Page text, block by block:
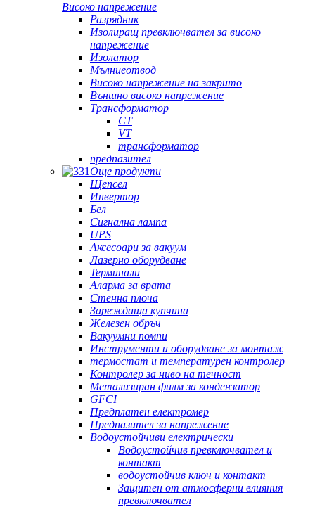
Високо напрежение
Разрядник
Изолиращ превключвател за високо
напрежение
Изолатор
Мълниеотвод
Високо напрежение на закрито
Външно високо напрежение
Трансформатор
CT
VT
трансформатор
предпазител
Още продукти
Щепсел
Инвертор
Бел
Сигнална лампа
UPS
Аксесоари за вакуум
Лазерно оборудване
Терминали
Аларма за врата
Стенна плоча
Зареждаща купчина
Железен обръч
Вакуумни помпи
Инструменти и оборудване за монтаж
термостат и температурен контролер
Контролер за ниво на течност
Метализиран филм за кондензатор
GFCI
Предплатен електромер
Предпазител за напрежение
Водоустойчиви електрически
Водоустойчив превключвател и
контакт
водоустойчив ключ и контакт
Защитен от атмосферни влияния
превключвател